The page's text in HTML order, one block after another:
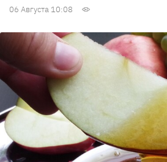
06 Августа 10:08